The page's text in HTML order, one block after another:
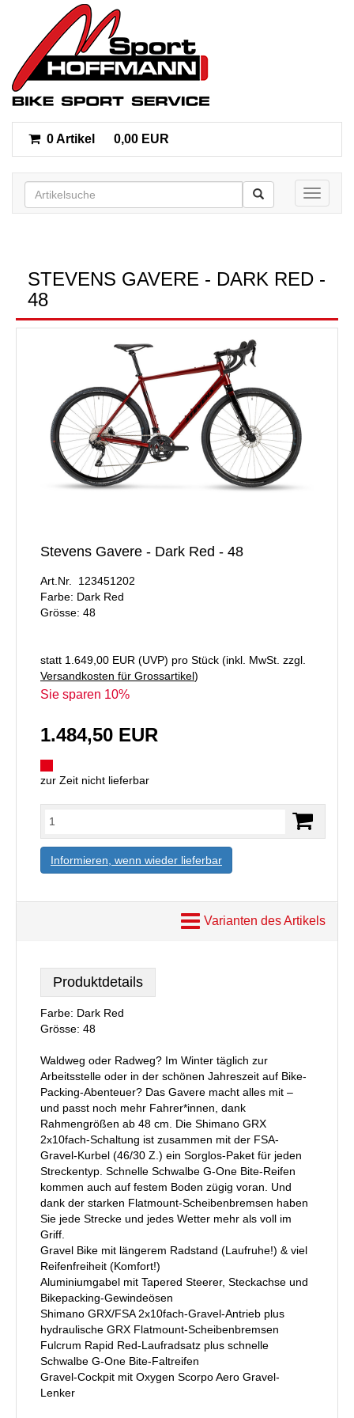
0 Artikel 0,00 EUR
Toggle
STEVENS GAVERE - DARK RED -
48
Stevens Gavere - Dark Red - 48
Art.Nr. 123451202
Farbe: Dark Red
Grösse: 48
statt 1.649,00 EUR (UVP) pro Stück (inkl. MwSt. zzgl.
Versandkosten für Grossartikel)
Sie sparen 10%
1.484,50 EUR
zur Zeit nicht lieferbar
Informieren, wenn wieder lieferbar
Varianten des Artikels
Produktdetails
Farbe: Dark Red
Grösse: 48
Waldweg oder Radweg? Im Winter täglich zur
Arbeitsstelle oder in der schönen Jahreszeit auf Bike-
Packing-Abenteuer? Das Gavere macht alles mit –
und passt noch mehr Fahrer*innen, dank
Rahmengrößen ab 48 cm. Die Shimano GRX
2x10fach-Schaltung ist zusammen mit der FSA-
Gravel-Kurbel (46/30 Z.) ein Sorglos-Paket für jeden
Streckentyp. Schnelle Schwalbe G-One Bite-Reifen
kommen auch auf festem Boden zügig voran. Und
dank der starken Flatmount-Scheibenbremsen haben
Sie jede Strecke und jedes Wetter mehr als voll im
Griff.
Gravel Bike mit längerem Radstand (Laufruhe!) & viel
Reifenfreiheit (Komfort!)
Aluminiumgabel mit Tapered Steerer, Steckachse und
Bikepacking-Gewindeösen
Shimano GRX/FSA 2x10fach-Gravel-Antrieb plus
hydraulische GRX Flatmount-Scheibenbremsen
Fulcrum Rapid Red-Laufradsatz plus schnelle
Schwalbe G-One Bite-Faltreifen
Gravel-Cockpit mit Oxygen Scorpo Aero Gravel-
Lenker